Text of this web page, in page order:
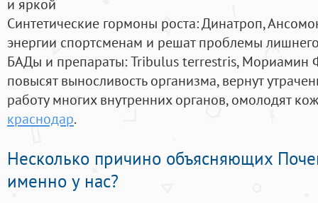
и яркой
Синтетические гормоны роста: Динатроп,
энергии спортсменам и решат проблемы
БАДы и препараты:Tribulus terrestris, Мориамин
повысят выносливость организма, вернут
работу многих внутренних органов, омолодят
краснодар.
Несколько причино объясняющих
именно у нас?